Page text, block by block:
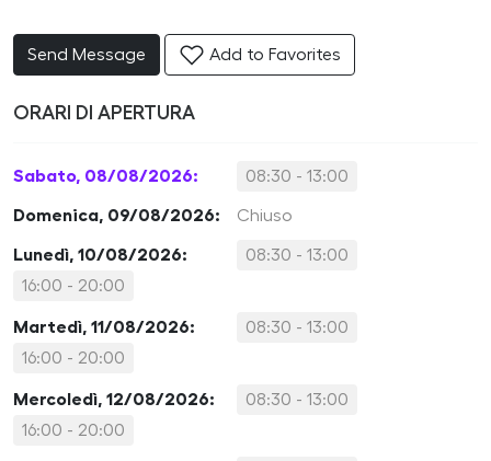
Send Message Add to Favorites
ORARI DI APERTURA
Sabato, 08/08/2026: 08:30 - 13:00
Domenica, 09/08/2026: Chiuso
Lunedì, 10/08/2026:
08:30 - 13:00
16:00 - 20:00
Martedì, 11/08/2026:
08:30 - 13:00
16:00 - 20:00
Mercoledì, 12/08/2026:
08:30 - 13:00
16:00 - 20:00